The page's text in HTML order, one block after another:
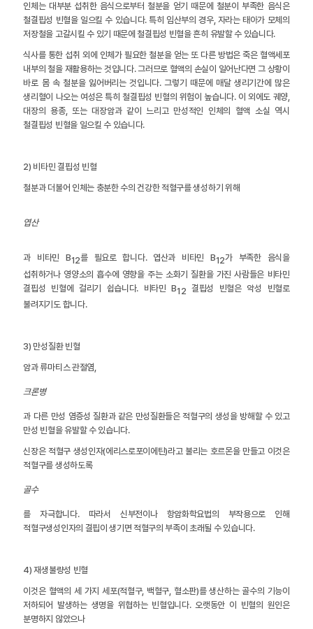
인체는 대부분 섭취한 음식으로부터 철분을 얻기 때문에 철분이 부족한 음식은
철결핍성 빈혈을 일으킬 수 있습니다. 특히 임산부의 경우, 자라는 태아가 모체의
저장철을 고갈시킬 수 있기 때문에 철결핍성 빈혈을 흔히 유발할 수 있습니다.
식사를 통한 섭취 외에 인체가 필요한 철분을 얻는 또 다른 방법은 죽은 혈액세포
내부의 철을 재활용하는 것입니다. 그러므로 혈액의 손실이 일어난다면 그 상황이
바로 몸 속 철분을 잃어버리는 것입니다. 그렇기 때문에 매달 생리기간에 많은
생리혈이 나오는 여성은 특히 철결핍성 빈혈의 위험이 높습니다. 이 외에도 궤양,
대장의 용종, 또는 대장암과 같이 느리고 만성적인 인체의 혈액 소실 역시
철결핍성 빈혈을 일으킬 수 있습니다.
2) 비타민 결핍성 빈혈
철분과 더불어 인체는 충분한 수의 건강한 적혈구를 생성하기 위해
엽산
과 비타민 B12를 필요로 합니다. 엽산과 비타민 B12가 부족한 음식을
섭취하거나 영양소의 흡수에 영향을 주는 소화기 질환을 가진 사람들은 비타민
결핍성 빈혈에 걸리기 쉽습니다. 비타민 B12 결핍성 빈혈은 악성 빈혈로
불려지기도 합니다.
3) 만성질환 빈혈
암과 류마티스 관절염,
크론병
과 다른 만성 염증성 질환과 같은 만성질환들은 적혈구의 생성을 방해할 수 있고
만성 빈혈을 유발할 수 있습니다.
신장은 적혈구 생성인자(에리스로포이에틴)라고 불리는 호르몬을 만들고 이것은
적혈구를 생성하도록
골수
를 자극합니다. 따라서 신부전이나 항암화학요법의 부작용으로 인해
적혈구생성인자의 결핍이 생기면 적혈구의 부족이 초래될 수 있습니다.
4) 재생불량성 빈혈
이것은 혈액의 세 가지 세포(적혈구, 백혈구, 혈소판)를 생산하는 골수의 기능이
저하되어 발생하는 생명을 위협하는 빈혈입니다. 오랫동안 이 빈혈의 원인은
분명하지 않았으나